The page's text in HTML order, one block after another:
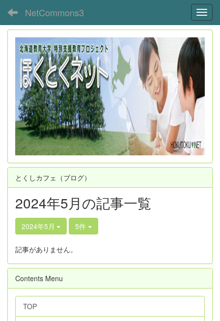
NetCommons3
とくしカフェ（ブログ）
2024年5月の記事一覧
2024年5月 5件
記事がありません。
Contents Menu
TOP